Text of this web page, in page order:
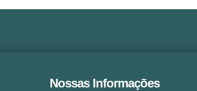
Nossas Informações